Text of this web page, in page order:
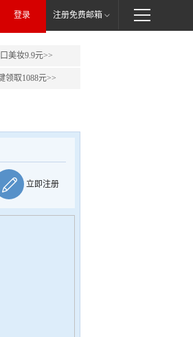
登录 注册免费邮箱
美妆9.9元>>
领取1088元>>
立即注册